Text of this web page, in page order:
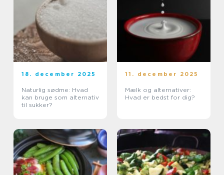
18. december 2025
Naturlig sødme: Hvad
kan bruge som alternativ
til sukker?
11. december 2025
Mælk og alternativer:
Hvad er bedst for dig?